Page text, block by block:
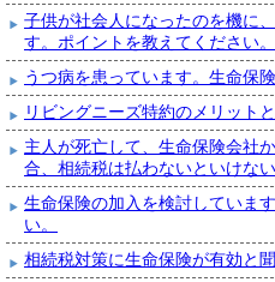
子供が社会人になったのを機に
す。ポイントを教えてください。
うつ病を患っています。生命保
リビングニーズ特約のメリット
主人が死亡して、生命保険会社
合、相続税は払わないといけな
生命保険の加入を検討していま
い。
相続税対策に生命保険が有効と